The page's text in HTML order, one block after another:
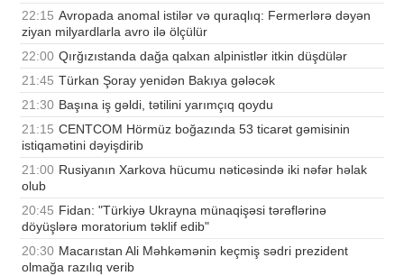
22:15 Avropada anomal istilər və quraqlıq: Fermerlərə dəyən
ziyan milyardlarla avro ilə ölçülür
22:00 Qırğızıstanda dağa qalxan alpinistlər itkin düşdülər
21:45 Türkan Şoray yenidən Bakıya gələcək
21:30 Başına iş gəldi, tətilini yarımçıq qoydu
21:15 CENTCOM Hörmüz boğazında 53 ticarət gəmisinin
istiqamətini dəyişdirib
21:00 Rusiyanın Xarkova hücumu nəticəsində iki nəfər həlak
olub
20:45 Fidan: "Türkiyə Ukrayna münaqişəsi tərəflərinə
döyüşlərə moratorium təklif edib"
20:30 Macarıstan Ali Məhkəmənin keçmiş sədri prezident
olmağa razılıq verib